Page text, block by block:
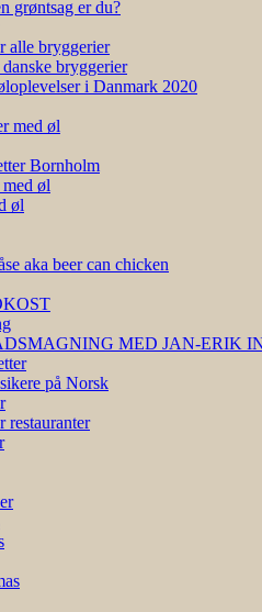
grøntsag er du?
alle bryggerier
bryggerier
i Danmark 2020
med øl
Bornholm
med øl
øl
aka beer can chicken
MED JAN-ERIK
på Norsk
restauranter